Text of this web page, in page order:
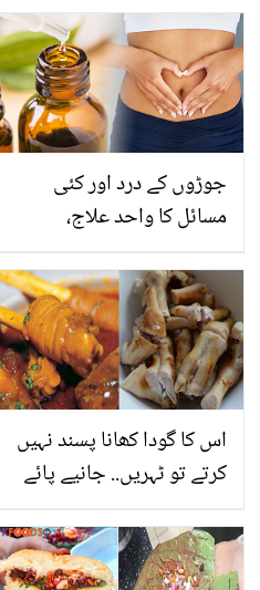
جوڑوں کے درد اور کئی
مسائل کا واحد علاج،
مالش کرنا صحت کے لئے
کس قدر فائدے مند ہے؟
اس کا گودا کھانا پسند نہیں
کرتے تو ٹہریں.. جانیے پائے
فائدے